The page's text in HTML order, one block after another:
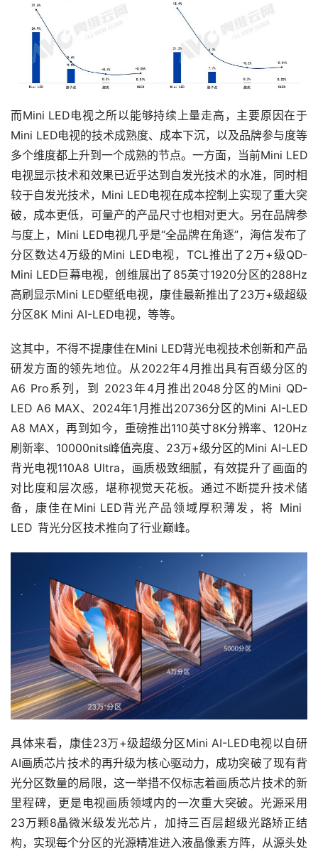
而Mini LED电视之所以能够持续上量走高，主要原因在于
Mini LED电视的技术成熟度、成本下沉，以及品牌参与度等
多个维度都上升到一个成熟的节点。一方面，当前Mini LED
电视显示技术和效果已近乎达到自发光技术的水准，同时相
较于自发光技术，Mini LED电视在成本控制上实现了重大突
破，成本更低，可量产的产品尺寸也相对更大。另在品牌参
与度上，Mini LED电视几乎是“全品牌在角逐”，海信发布了
分区数达4万级的Mini LED电视，TCL推出了2万+级QD-
Mini LED巨幕电视，创维展出了85英寸1920分区的288Hz
高刷显示Mini LED壁纸电视，康佳最新推出了23万+级超级
分区8K Mini AI-LED电视，等等。
这其中，不得不提康佳在Mini LED背光电视技术创新和产品
研发方面的领先地位。从2022年4月推出具有百级分区的
A6 Pro系列，到 2023年4月推出2048分区的Mini QD-
LED A6 MAX、2024年1月推出20736分区的Mini AI-LED
A8 MAX，再到如今，重磅推出110英寸8K分辨率、120Hz
刷新率、10000nits峰值亮度、23万+级分区的Mini AI-LED
背光电视110A8 Ultra，画质极致细腻，有效提升了画面的
对比度和层次感，堪称视觉天花板。通过不断提升技术储
备，康佳在Mini LED背光产品领域厚积薄发，将 Mini
LED 背光分区技术推向了行业巅峰。
具体来看，康佳23万+级超级分区Mini AI-LED电视以自研
AI画质芯片技术的再升级为核心驱动力，成功突破了现有背
光分区数量的局限，这一举措不仅标志着画质芯片技术的新
里程碑，更是电视画质领域内的一次重大突破。光源采用
23万颗8晶微米级发光芯片，加持三百层超级光路矫正结
构，实现每个分区的光源精准进入液晶像素方阵，从源头处